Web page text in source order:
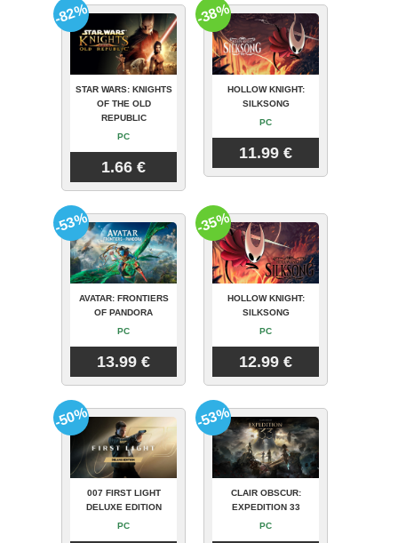
STAR WARS: KNIGHTS
OF THE OLD
REPUBLIC
PC
1.66 €
-82%
HOLLOW KNIGHT:
SILKSONG
PC
11.99 €
-38%
AVATAR: FRONTIERS
OF PANDORA
PC
13.99 €
-53%
HOLLOW KNIGHT:
SILKSONG
PC
12.99 €
-35%
007 FIRST LIGHT
DELUXE EDITION
PC
-50%
CLAIR OBSCUR:
EXPEDITION 33
PC
-53%